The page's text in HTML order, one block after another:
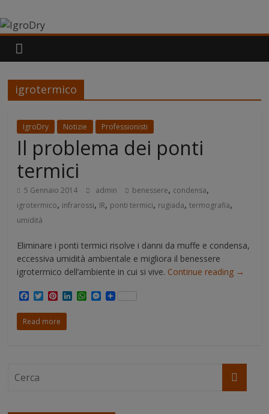
al
contenuto
IgroDry
miglior
per
muri
umidi
attualmente
commercio
igrotermico
IgroDry Notizie Professionisti
Il problema dei ponti
termici
5 Gennaio 2014 admin benessere, condensa,
igrotermico, infrarossi, IR, ponti termici, rugiada,termografia,
umidità
Eliminare i ponti termici risolve i danni da muffe e condensa,
eccessiva umidità ambientale e migliora il benessere
igrotermico dell’ambiente in cui si vive. Continue reading →
F
c
e
b
T
i
t
t
P
n
t
e
L W M
Read more